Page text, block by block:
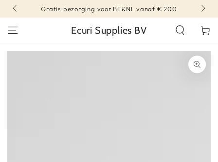
DIRECT NAAR
CONTENTGratis bezorging voor BE&NL vanaf € 200
Ecuri Supplies BV